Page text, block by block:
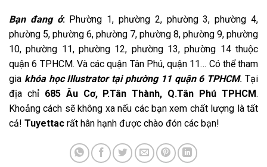
Bạn đang ở:Phường 1, phường 2, phường 3, phường 4,
phường 5, phường 6, phường 7, phường 8, phường 9, phường
10, phường 11, phường 12, phường 13, phường 14 thuộc
quận 6 TPHCM. Và các quận Tân Phú, quận 11… Có thể tham
gia khóa học Illustrator tại phường 11 quận 6 TPHCM.Tại
địa chỉ 685 Âu Cơ, P.Tân Thành, Q.Tân Phú TPHCM.
Khoảng cách sẽ không xa nếu các bạn xem chất lượng là tất
cả! Tuyettac rất hân hạnh được chào đón các bạn!